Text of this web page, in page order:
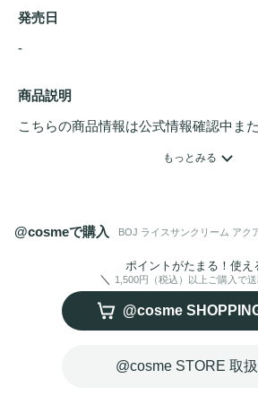
発売日
-
商品説明
こちらの商品情報は公式情報確認中ま
白浮きしずらくベタつかないため、毎
ぴったりのUVクリームです。
もっとみる
@cosmeで購入 BOJ ライスサンクリーム アク
ポイントがたまる！使え
1,500円（税込）以上ご購入で
@cosme
@cosme STORE 取